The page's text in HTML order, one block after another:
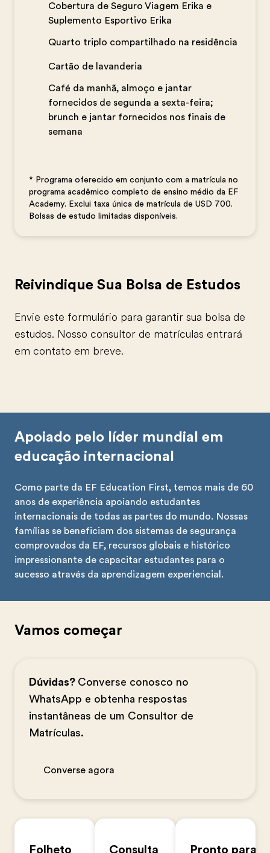
Cobertura de Seguro Viagem Erika e
Suplemento Esportivo Erika
Quarto triplo compartilhado na residência
Cartão de lavanderia
Café da manhã, almoço e jantar
fornecidos de segunda a sexta-feira;
brunch e jantar fornecidos nos finais de
semana
* Programa oferecido em conjunto com a matrícula no
programa acadêmico completo de ensino médio da EF
Academy. Exclui taxa única de matrícula de USD 700.
Bolsas de estudo limitadas disponíveis.
Reivindique Sua Bolsa de Estudos
Envie este formulário para garantir sua bolsa de
estudos. Nosso consultor de matrículas entrará
em contato em breve.
Apoiado pelo líder mundial em
educação internacional
Como parte da EF Education First, temos mais de 60
anos de experiência apoiando estudantes
internacionais de todas as partes do mundo. Nossas
famílias se beneficiam dos sistemas de segurança
comprovados da EF, recursos globais e histórico
impressionante de capacitar estudantes para o
sucesso através da aprendizagem experiencial.
Vamos começar
Dúvidas? Converse conosco no
WhatsApp e obtenha respostas
instantâneas de um Consultor de
Matrículas.
Converse agora
Folheto Consulta Pronto para